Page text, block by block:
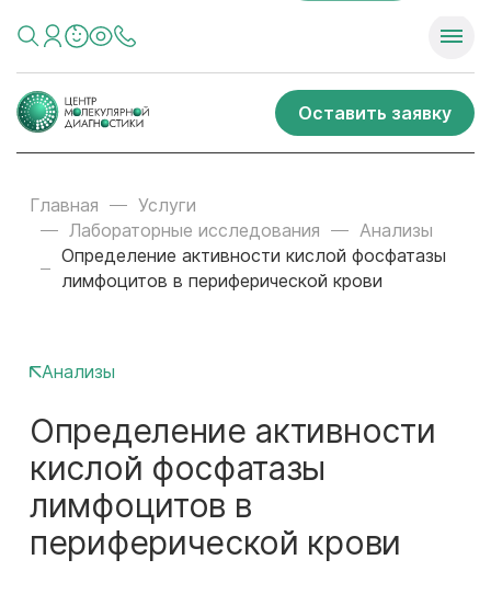
Оставить заявку
Главная
Услуги
Лабораторные исследования
Анализы
Определение активности кислой фосфатазы
лимфоцитов в периферической крови
Анализы
Определение активности
кислой фосфатазы
лимфоцитов в
периферической крови